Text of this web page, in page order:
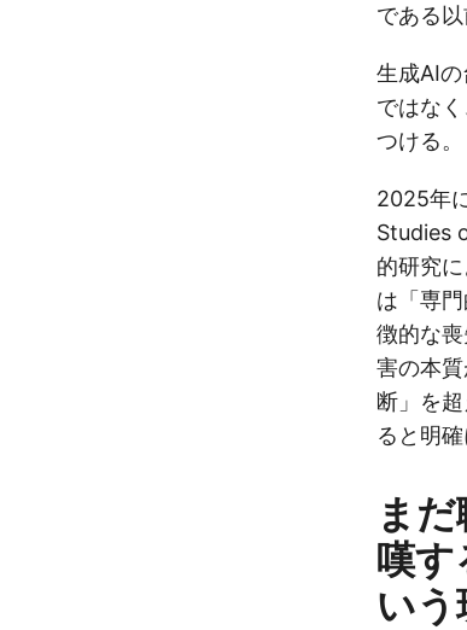
である
生成AI
ではな
つける。
2025年
Studies
的研究
は「専
徴的な
害の本
断」を
ると明確
ま
嘆
いう